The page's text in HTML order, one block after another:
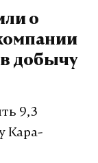
о
добычу
9,3
Кара-